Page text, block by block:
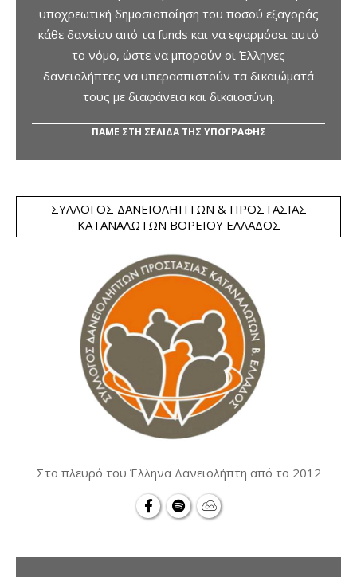
υποχρεωτική δημοσιοποίηση του ποσού εξαγοράς
κάθε δανείου από τα funds και να εφαρμόσει αυτό
το νόμο, ώστε να μπορούν οι Έλληνες
δανειολήπτες να υπερασπιστούν τα δικαιώματά
τους με διαφάνεια και δικαιοσύνη.
ΠΑΜΕ ΣΤΗ ΣΕΛΙΔΑ ΤΗΣ ΥΠΟΓΡΑΦΗΣ
ΣΎΛΛΟΓΟΣ ΔΑΝΕΙΟΛΗΠΤΏΝ & ΠΡΟΣΤΑΣΊΑΣ
ΚΑΤΑΝΑΛΩΤΏΝ ΒΟΡΕΊΟΥ ΕΛΛΆΔΟΣ
Στο πλευρό του Έλληνα Δανειολήπτη από το 2012